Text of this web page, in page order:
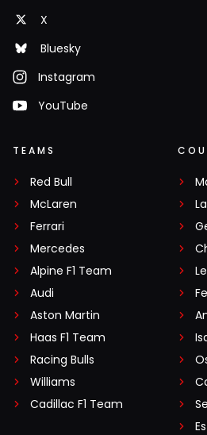
X
Bluesky
Instagram
YouTube
TEAMS
Red Bull
McLaren
Ferrari
Mercedes
Alpine F1 Team
Audi
Aston Martin
Haas F1 Team
Racing Bulls
Williams
Cadillac F1 Team